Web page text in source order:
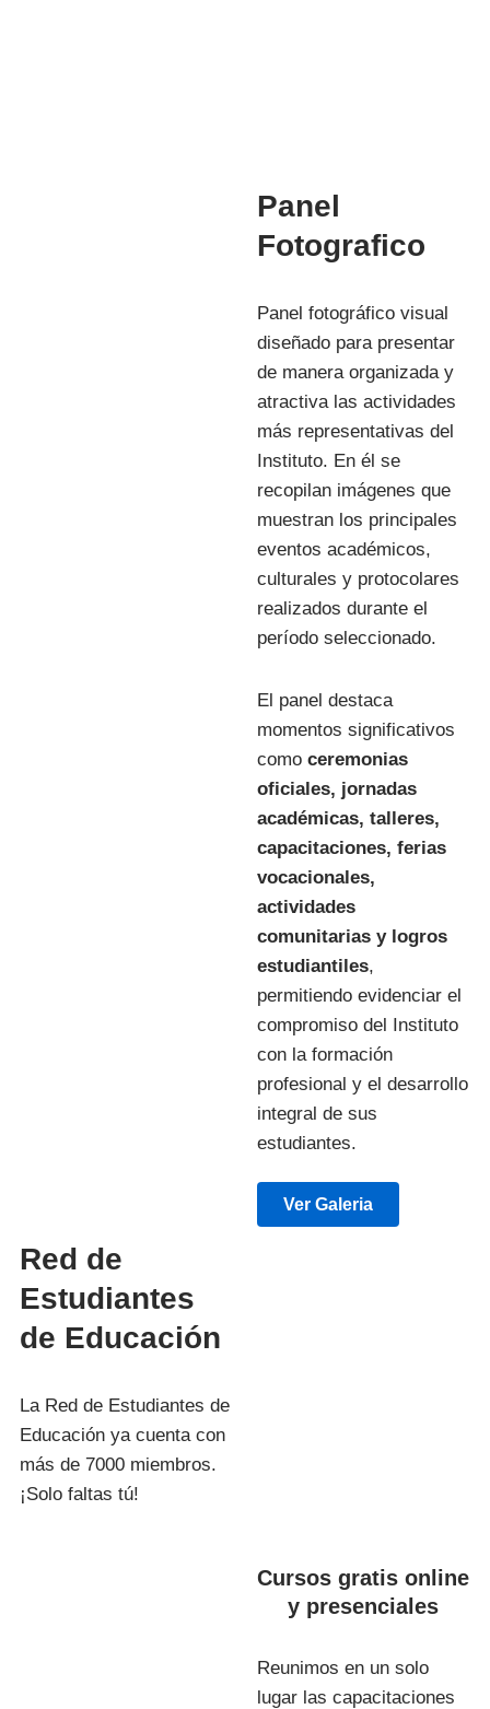
Panel
Fotografico
Panel fotográfico visual
diseñado para presentar
de manera organizada y
atractiva las actividades
más representativas del
Instituto. En él se
recopilan imágenes que
muestran los principales
eventos académicos,
culturales y protocolares
realizados durante el
período seleccionado.
El panel destaca
momentos significativos
como ceremonias
oficiales, jornadas
académicas, talleres,
capacitaciones, ferias
vocacionales,
actividades
comunitarias y logros
estudiantiles,
permitiendo evidenciar el
compromiso del Instituto
con la formación
profesional y el desarrollo
integral de sus
estudiantes.
Ver Galeria
Red de
Estudiantes
de Educación
La Red de Estudiantes de
Educación ya cuenta con
más de 7000 miembros.
¡Solo faltas tú!
Cursos gratis online
y presenciales
Reunimos en un solo
lugar las capacitaciones